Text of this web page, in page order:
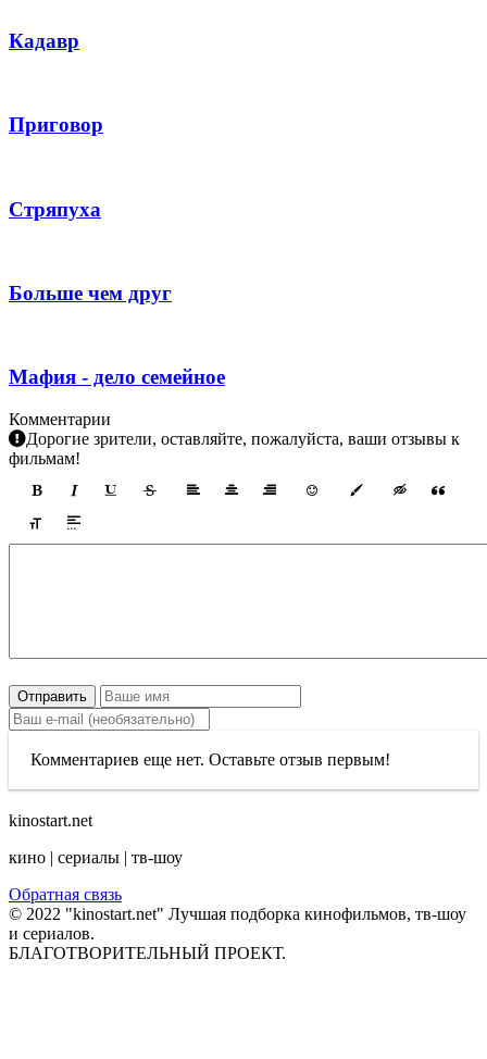
Кадавр
Приговор
Стряпуха
Больше чем друг
Мафия - дело семейное
Комментарии
Дорогие зрители, оставляйте, пожалуйста, ваши отзывы к
фильмам!
Отправить
Комментариев еще нет. Оставьте отзыв первым!
kinostart.net
кино | сериалы | тв-шоу
Обратная связь
© 2022 "kinostart.net" Лучшая подборка кинофильмов, тв-шоу
и сериалов.
БЛАГОТВОРИТЕЛЬНЫЙ ПРОЕКТ.